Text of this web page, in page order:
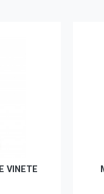
VINETE